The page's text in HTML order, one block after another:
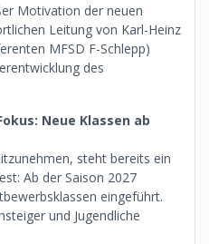
Motivation der neuen
Leitung von Karl-Heinz
MFSD F-Schlepp)
des
Neue Klassen ab
steht bereits ein
Ab der Saison 2027
eingeführt.
und Jugendliche